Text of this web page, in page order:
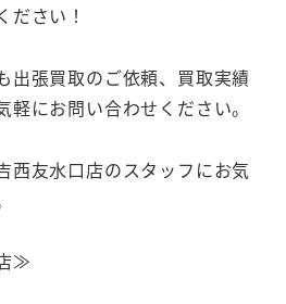
ださい！
出張買取のご依頼、買取実績
にお問い合わせください。
西友水口店のスタッフにお気
≫